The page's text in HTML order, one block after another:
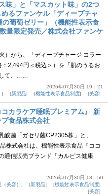
味」と「マスカット味」の2つ
るファンケル「ディープチャ
葡萄ゼリー」（機能性表示食
量限定発売／株式会社ファンケ
）から、「ディープチャージ コラー
2,494円＜税込＞）を「肌のうるお
して、……
2026年07月30日 19：21
新製品 機能性表示食品制度 美容
カラケア睡眠プレミアム』 新
食品株式会社
酸菌「ガセリ菌CP2305株」と、
株式会社は、機能性表示食品『ココ
通信販売ブランド「カルピス健康
2026年07月30日 18：50
美容） 新製品
機能性表示食品制度
美容